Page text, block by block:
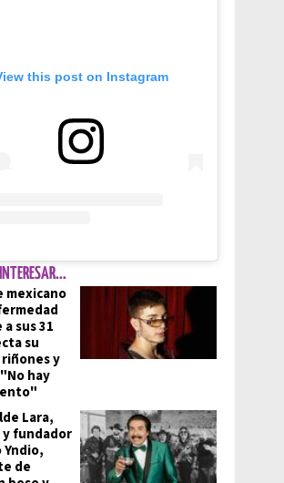
this post on Instagram
mexicano
sus 31
su
y
hay
Lara,
fundador
Yndio,
de